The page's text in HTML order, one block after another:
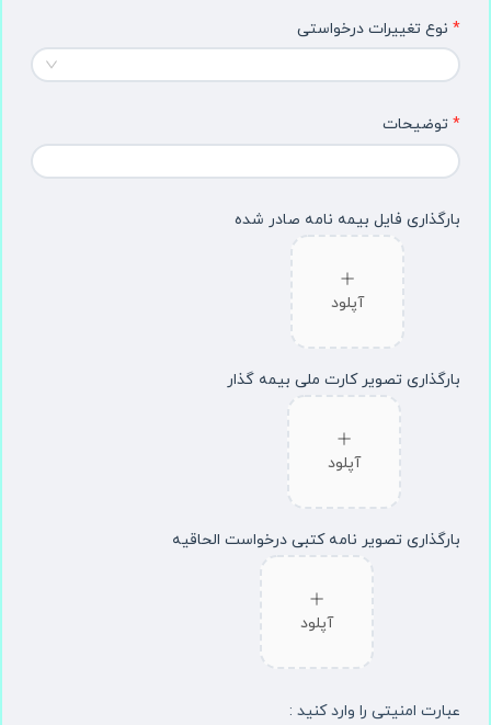
نوع تغییرات درخواستی
توضیحات
بارگذاری فایل بیمه نامه صادر شده
آپلود
بارگذاری تصویر کارت ملی بیمه گذار
آپلود
بارگذاری تصویر نامه کتبی درخواست الحاقیه
آپلود
عبارت امنیتی را وارد کنید :